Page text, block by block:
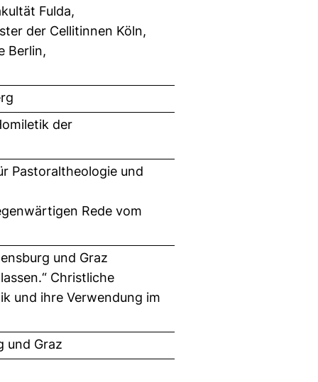
Fulda,
der Cellitinnen Köln,
Berlin,
der
Pastoraltheologie und
Rede vom
und Graz
Christliche
und ihre Verwendung im
und Graz